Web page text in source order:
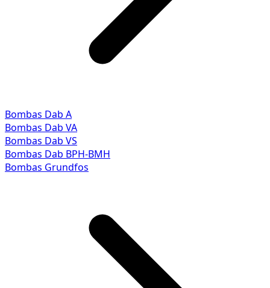
Bombas Dab A
Bombas Dab VA
Bombas Dab VS
Bombas Dab BPH-BMH
Bombas Grundfos